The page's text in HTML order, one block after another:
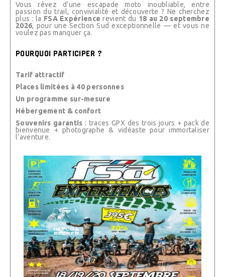
Vous rêvez d’une escapade moto inoubliable, entre
passion du trail, convivialité et découverte ? Ne cherchez
plus : la FSA Expérience revient du 18 au 20 septembre
2026, pour une Section Sud exceptionnelle — et vous ne
voulez pas manquer ça.
POURQUOI PARTICIPER ?
Tarif attractif
Places limitées à 40 personnes
Un programme sur-mesure
Hébergement & confort
Souvenirs garantis : traces GPX des trois jours + pack de
bienvenue + photographe & vidéaste pour immortaliser
l’aventure.